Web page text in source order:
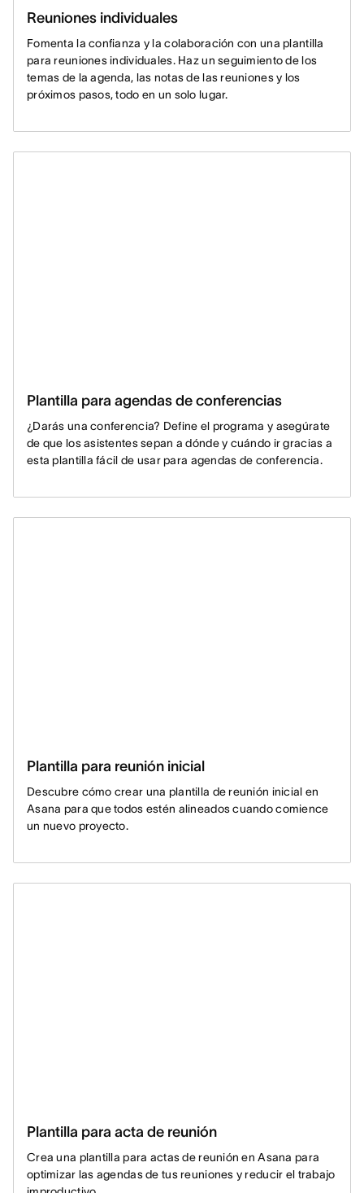
Reuniones individuales
Fomenta la confianza y la colaboración con una plantilla
para reuniones individuales. Haz un seguimiento de los
temas de la agenda, las notas de las reuniones y los
próximos pasos, todo en un solo lugar.
Plantilla para agendas de conferencias
¿Darás una conferencia? Define el programa y asegúrate
de que los asistentes sepan a dónde y cuándo ir gracias a
esta plantilla fácil de usar para agendas de conferencia.
Plantilla para reunión inicial
Descubre cómo crear una plantilla de reunión inicial en
Asana para que todos estén alineados cuando comience
un nuevo proyecto.
Plantilla para acta de reunión
Crea una plantilla para actas de reunión en Asana para
optimizar las agendas de tus reuniones y reducir el trabajo